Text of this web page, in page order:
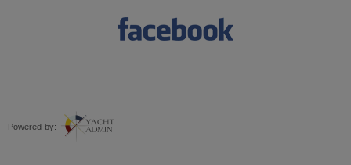
Powered by: